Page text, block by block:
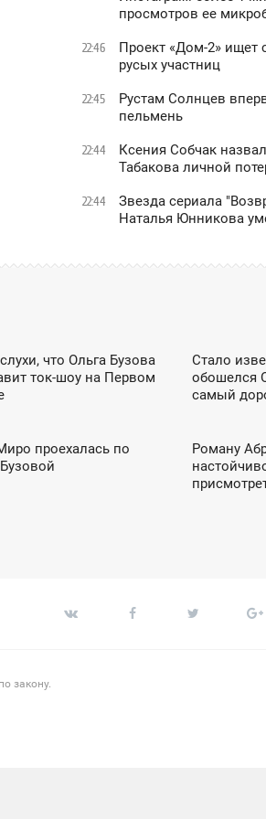
просмотров ее
22:46
Проект «Дом-2» ищет
русых участниц
22:45
Рустам Солнцев
пельмень
22:44
Ксения Собчак
Табакова личной
22:44
Звезда сериала
Наталья Юнникова
что Ольга Бузова
ток-шоу на Первом
Стало
обошелся
самый
проехалась по
Роману
закону.